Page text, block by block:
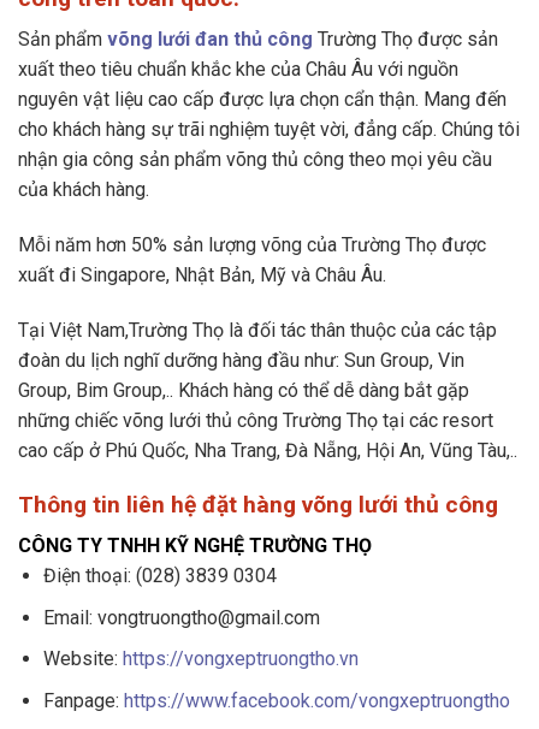
Sản phẩm võng lưới đan thủ công Trường Thọ được sản
xuất theo tiêu chuẩn khắc khe của Châu Âu với nguồn
nguyên vật liệu cao cấp được lựa chọn cẩn thận. Mang đến
cho khách hàng sự trãi nghiệm tuyệt vời, đẳng cấp. Chúng tôi
nhận gia công sản phẩm võng thủ công theo mọi yêu cầu
của khách hàng.
Mỗi năm hơn 50% sản lượng võng của Trường Thọ được
xuất đi Singapore, Nhật Bản, Mỹ và Châu Âu.
Tại Việt Nam,Trường Thọ là đối tác thân thuộc của các tập
đoàn du lịch nghĩ dưỡng hàng đầu như: Sun Group, Vin
Group, Bim Group,.. Khách hàng có thể dễ dàng bắt gặp
những chiếc võng lưới thủ công Trường Thọ tại các resort
cao cấp ở Phú Quốc, Nha Trang, Đà Nẵng, Hội An, Vũng Tàu,..
Thông tin liên hệ đặt hàng võng lưới thủ công
CÔNG TY TNHH KỸ NGHỆ TRƯỜNG THỌ
Điện thoại: (028) 3839 0304
Email: vongtruongtho@gmail.com
Website: https://vongxeptruongtho.vn
Fanpage: https://www.facebook.com/vongxeptruongtho